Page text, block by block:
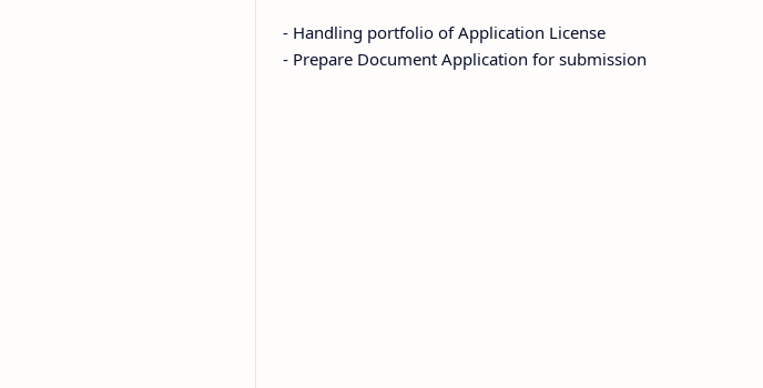
- Handling portfolio of Application License
- Prepare Document Application for submission